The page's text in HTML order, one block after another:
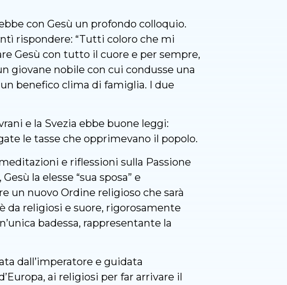
con Gesù un profondo colloquio.
rispondere: “Tutti coloro che mi
Gesù con tutto il cuore e per sempre,
giovane nobile con cui condusse una
benefico clima di famiglia. I due
e la Svezia ebbe buone leggi:
le tasse che opprimevano il popolo.
e riflessioni sulla Passione
la elesse “sua sposa” e
un nuovo Ordine religioso che sarà
da religiosi e suore, rigorosamente
badessa, rappresentante la
dall’imperatore e guidata
ai religiosi per far arrivare il